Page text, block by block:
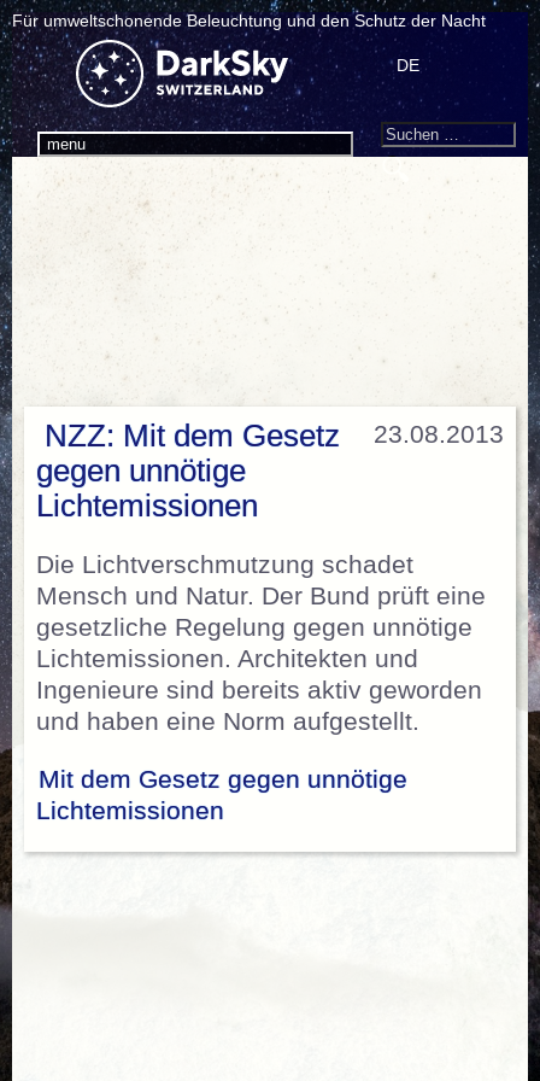
Für umweltschonende Beleuchtung und den Schutz der Nacht
menu
DE
Search
Suchen
23.08.2013
NZZ: Mit dem Gesetz
gegen unnötige
Lichtemissionen
Die Lichtverschmutzung schadet
Mensch und Natur. Der Bund prüft eine
gesetzliche Regelung gegen unnötige
Lichtemissionen. Architekten und
Ingenieure sind bereits aktiv geworden
und haben eine Norm aufgestellt.
Mit dem Gesetz gegen unnötige
Lichtemissionen